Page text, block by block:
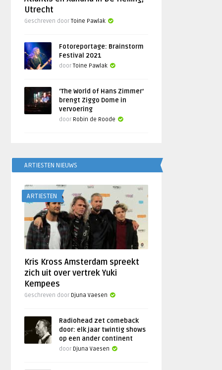
Utrecht
Geschreven doorToine Pawlak
Fotoreportage: Brainstorm
Festival 2021
doorToine Pawlak
‘The World of Hans Zimmer’
brengt Ziggo Dome in
vervoering
door Robin de Roode
ARTIESTEN NIEUWS
ARTIESTEN
Kris Kross Amsterdam spreekt
zich uit over vertrek Yuki
Kempees
Geschreven door Djuna Vaesen
Radiohead zet comeback
door: elk jaar twintig shows
op een ander continent
door Djuna Vaesen